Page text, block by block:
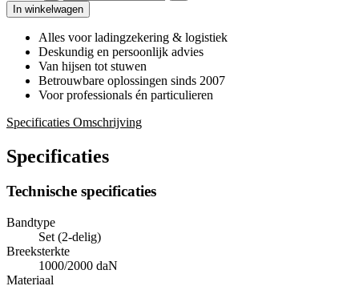
In winkelwagen
Alles voor ladingzekering & logistiek
Deskundig en persoonlijk advies
Van hijsen tot stuwen
Betrouwbare oplossingen sinds 2007
Voor professionals én particulieren
Specificaties Omschrijving
Specificaties
Technische specificaties
Bandtype
Set (2-delig)
Breeksterkte
1000/2000 daN
Materiaal